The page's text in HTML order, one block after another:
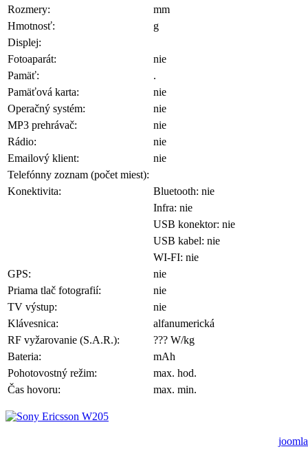
Rozmery:
mm
Hmotnosť:
g
Displej:
Fotoaparát:
nie
Pamäť:
.
Pamäťová karta:
nie
Operačný systém:
nie
MP3 prehrávač:
nie
Rádio:
nie
Emailový klient:
nie
Telefónny zoznam (počet miest):
Konektivita:
Bluetooth: nie
Infra: nie
USB konektor: nie
USB kabel: nie
WI-FI: nie
GPS:
nie
Priama tlač fotografií:
nie
TV výstup:
nie
Klávesnica:
alfanumerická
RF vyžarovanie (S.A.R.):
??? W/kg
Bateria:
mAh
Pohotovostný režim:
max. hod.
Čas hovoru:
max. min.